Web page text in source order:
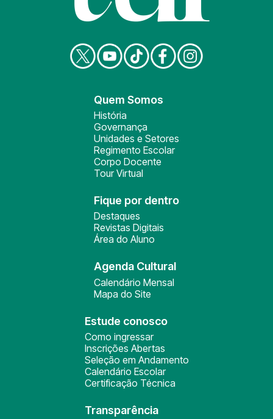
Quem Somos
História
Governança
Unidades e Setores
Regimento Escolar
Corpo Docente
Tour Virtual
Fique por dentro
Destaques
Revistas Digitais
Área do Aluno
Agenda Cultural
Calendário Mensal
Mapa do Site
Estude conosco
Como ingressar
Inscrições Abertas
Seleção em Andamento
Calendário Escolar
Certificação Técnica
Transparência